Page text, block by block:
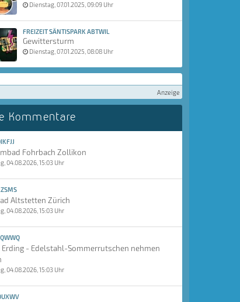
Dienstag, 07.01.2025, 09:09 Uhr
FREIZEIT SÄNTISPARK ABTWIL
Gewittersturm
Dienstag, 07.01.2025, 08:08 Uhr
Anzeige
Kommentare
Fohrbach Zollikon
04.08.2026, 15:03 Uhr
Altstetten Zürich
04.08.2026, 15:03 Uhr
Erding - Edelstahl-Sommerrutschen nehmen
04.08.2026, 15:03 Uhr